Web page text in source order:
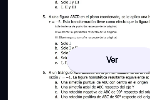
Ver